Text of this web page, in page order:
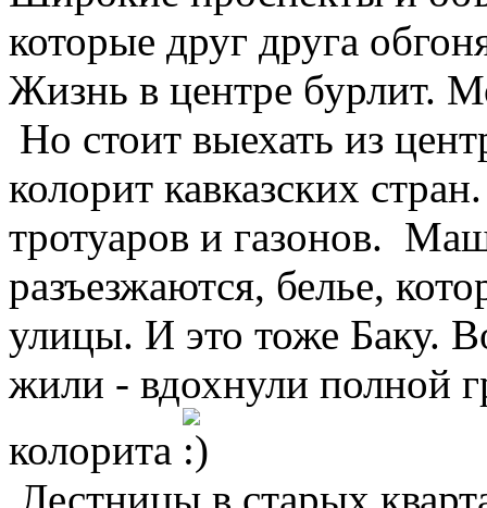
которые друг друга
Жизнь в центре бурлит.
Но стоит выехать из
колорит кавказских
тротуаров и газонов.
разъезжаются, белье,
улицы. И это тоже Баку.
жили - вдохнули полной
колорита
Лестницы в старых